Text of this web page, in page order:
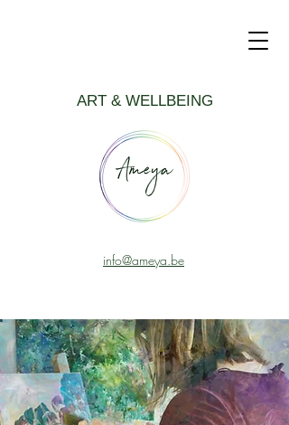
ART & WELLBEING
info@ameya.be